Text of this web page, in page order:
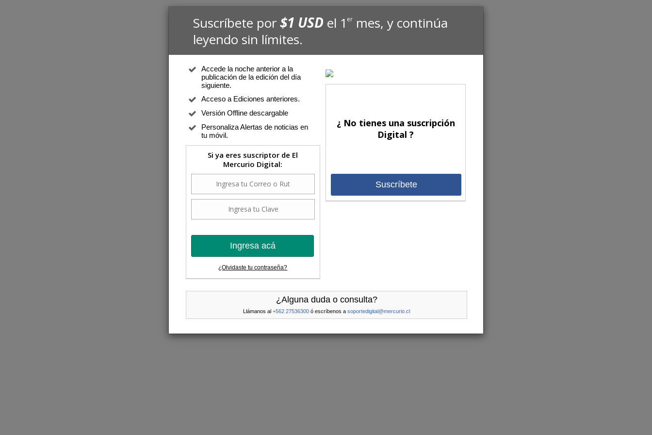
Suscríbete por$1 USD el 1er mes, y continúa
leyendo sin límites.
Accede la noche anterior a la
publicación de la edición del día
siguiente.
Acceso a Ediciones anteriores.
Versión Offline descargable
Personaliza Alertas de noticias en
tu móvil.
Si ya eres suscriptor de El
Mercurio Digital:
Ingresa acá
¿Olvidaste tu contraseña?
¿ No tienes una suscripción
Digital ?
Suscríbete
¿Alguna duda o consulta?
Llámanos al +562 27536300 ó escríbenos a soportedigital@mercurio.cl